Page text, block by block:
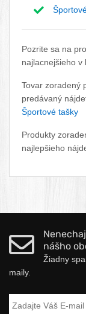
Pozrite sa na
najlacnejšieho v
Tovar zoradený
predávaný
Športové tašky
Produkty
najlepšieho
nášho
Žiadny
maily.